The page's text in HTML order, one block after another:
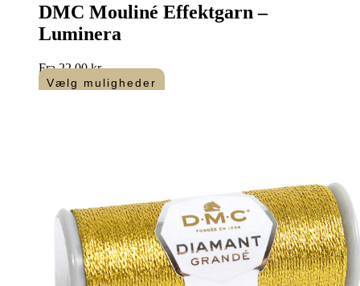
DMC Mouliné Effektgarn –
Luminera
Fra22,00kr.
Vælg muligheder
varesiden